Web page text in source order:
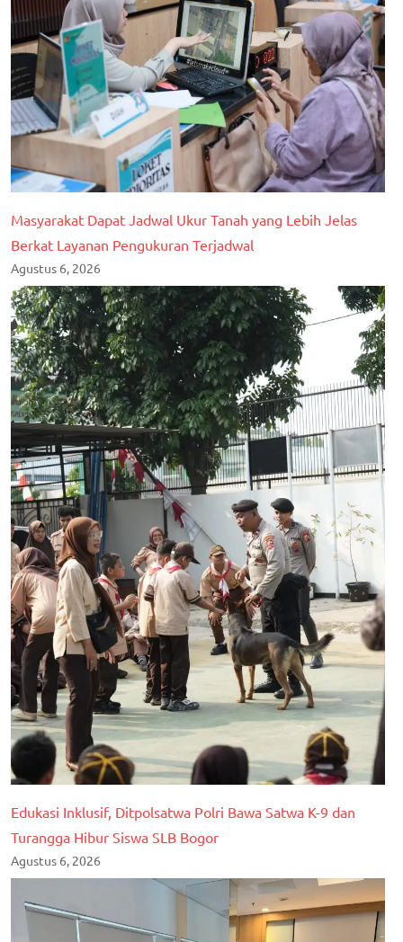
Masyarakat Dapat Jadwal Ukur Tanah yang Lebih Jelas
Berkat Layanan Pengukuran Terjadwal
Agustus 6, 2026
Edukasi Inklusif, Ditpolsatwa Polri Bawa Satwa K-9 dan
Turangga Hibur Siswa SLB Bogor
Agustus 6, 2026